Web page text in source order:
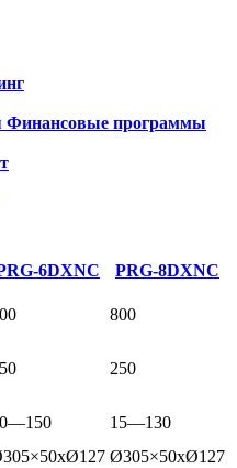
Финансовые программы
6DXNC
PRG-8DXNC
800
250
15—130
Ø305×50xØ127